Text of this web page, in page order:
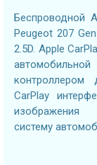
Беспроводной
Peugeot 207
2.5D. Apple
CarPlay
изображения
систему